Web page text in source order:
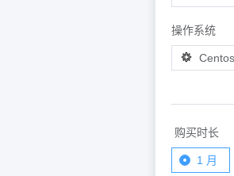
操作系统
购买时长
1 月